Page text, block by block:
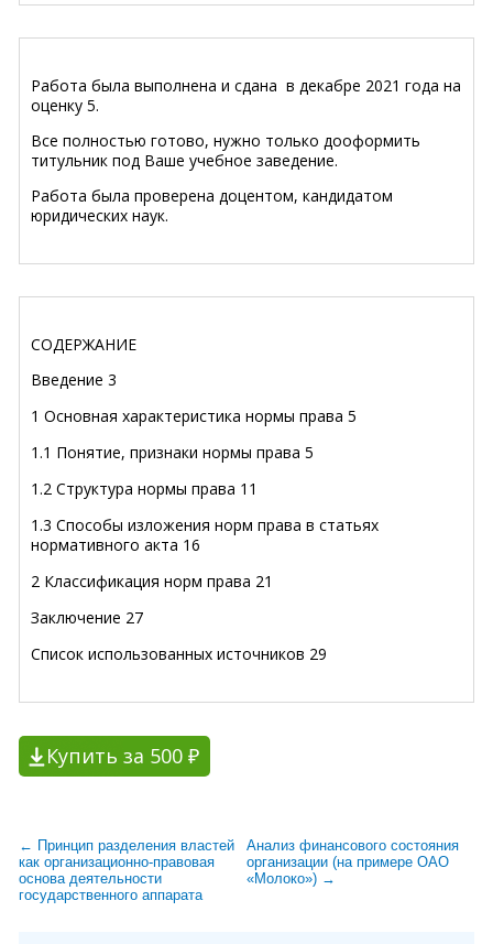
Работа была выполнена и сдана в декабре 2021 года на
оценку 5.
Все полностью готово, нужно только дооформить
титульник под Ваше учебное заведение.
Работа была проверена доцентом, кандидатом
юридических наук.
СОДЕРЖАНИЕ
Введение 3
1 Основная характеристика нормы права 5
1.1 Понятие, признаки нормы права 5
1.2 Структура нормы права 11
1.3 Способы изложения норм права в статьях
нормативного акта 16
2 Классификация норм права 21
Заключение 27
Список использованных источников 29
Купить за 500 ₽
← Принцип разделения властей
как организационно-правовая
основа деятельности
государственного аппарата
Анализ финансового состояния
организации (на примере ОАО
«Молоко») →